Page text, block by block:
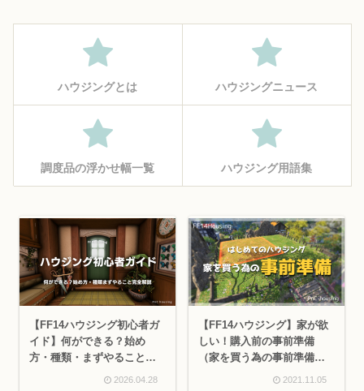
ハウジングとは ハウジングニュース
調度品の浮かせ幅一覧 ハウジング用語集
【FF14ハウジング初心者ガ
イド】何ができる？始め
方・種類・まずやること完
2026.04.28
【FF14ハウジング】家が欲
しい！購入前の事前準備
（家を買う為の事前準備と
2021.11.05